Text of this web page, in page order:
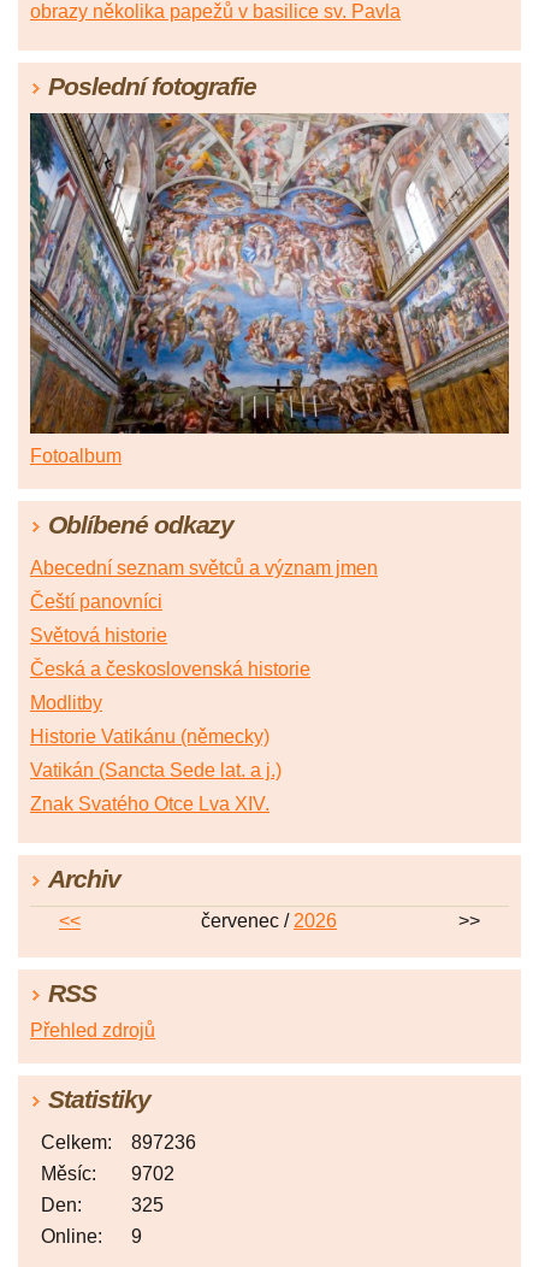
obrazy několika papežů v basilice sv. Pavla
Poslední fotografie
Fotoalbum
Oblíbené odkazy
Abecední seznam světců a význam jmen
Čeští panovníci
Světová historie
Česká a československá historie
Modlitby
Historie Vatikánu (německy)
Vatikán (Sancta Sede lat. a j.)
Znak Svatého Otce Lva XIV.
Archiv
<< červenec / 2026 >>
RSS
Přehled zdrojů
Statistiky
Online: 9
Celkem:
897236
Měsíc:
9702
Den:
325